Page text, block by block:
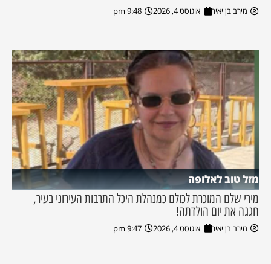
מירב בן יאיר אוגוסט 4, 2026 9:48 pm
מזל טוב לאלופה
מירי שלם המוכרת לכולם כמנהלת היכל התרבות העירוני בעיר,
חגגה את יום הולדתה!
מירב בן יאיר אוגוסט 4, 2026 9:47 pm